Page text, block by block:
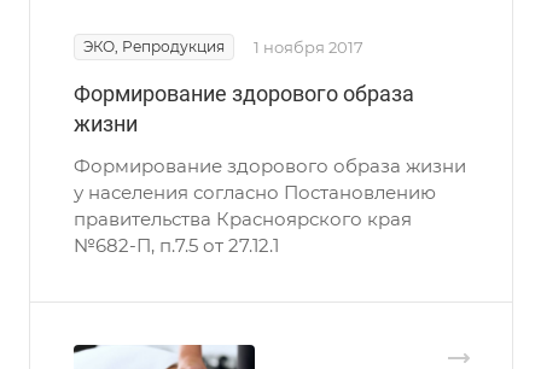
ЭКО, Репродукция 1 ноября 2017
Формирование здорового образа
жизни
Формирование здорового образа жизни
у населения согласно Постановлению
правительства Красноярского края
№682-П, п.7.5 от 27.12.1